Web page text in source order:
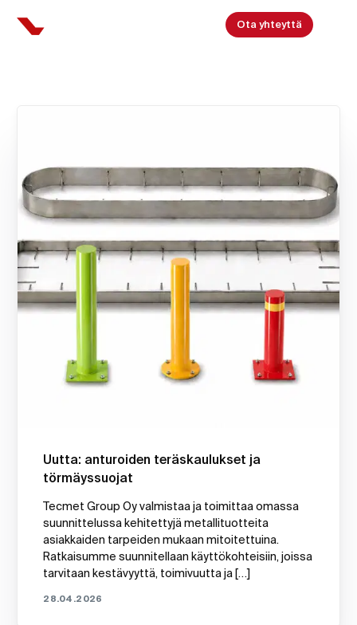
Ota yhteyttä
Uutta: anturoiden teräskaulukset ja
törmäyssuojat
Tecmet Group Oy valmistaa ja toimittaa omassa
suunnittelussa kehitettyjä metallituotteita
asiakkaiden tarpeiden mukaan mitoitettuina.
Ratkaisumme suunnitellaan käyttökohteisiin, joissa
tarvitaan kestävyyttä, toimivuutta ja […]
28.04.2026